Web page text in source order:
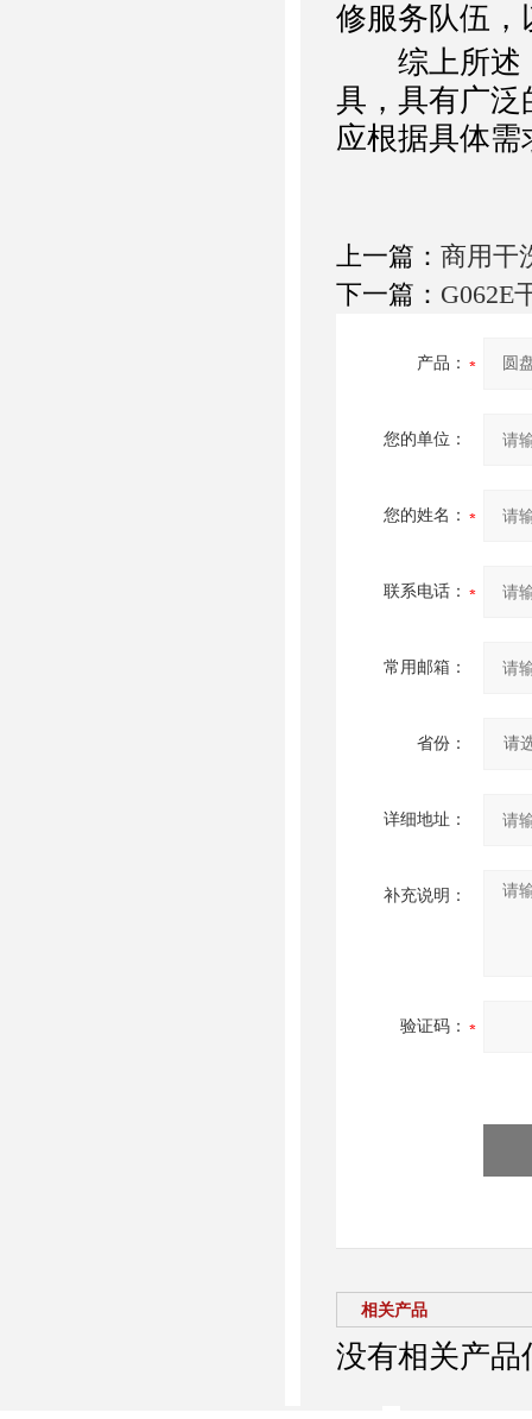
修服务队伍，
综上所述
具，具有广泛
应根据具体
上一篇： 商用干
下一篇： G062E
产品：
您的单位：
您的姓名：
联系电话：
常用邮箱：
省份：
详细地址：
补充说明：
验证码：
相关产品
没有相关产品